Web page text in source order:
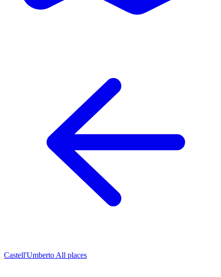
Castell'Umberto All places